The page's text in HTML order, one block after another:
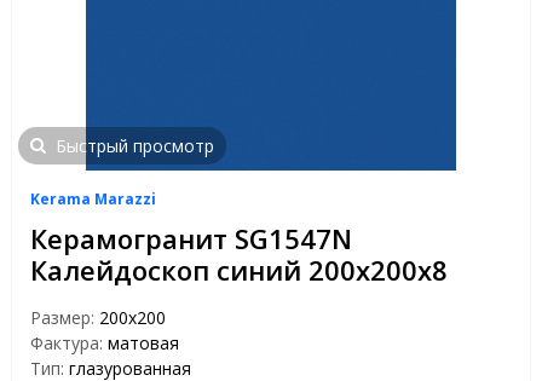
Быстрый просмотр
Kerama Marazzi
Керамогранит SG1547N
Калейдоскоп синий 200х200х8
Размер: 200x200
Фактура: матовая
Тип: глазурованная